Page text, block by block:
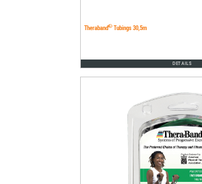
Theraband®Tubings 30,5m
DETAILS